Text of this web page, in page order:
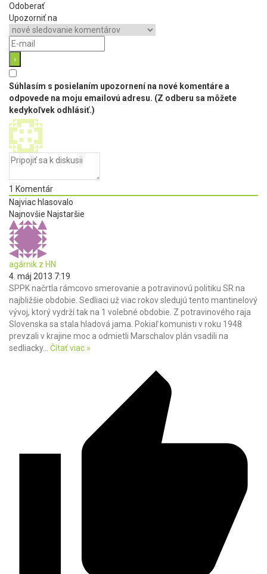
Odoberať
Upozorniť na
Súhlasím s posielaním upozornení na nové komentáre a
odpovede na moju emailovú adresu. (Z odberu sa môžete
kedykoľvek odhlásiť.)
1 Komentár
Najviac hlasovalo
Najnovšie Najstaršie
agárnik z HN
4. máj 2013 7:19
SPPK načrtla rámcovo smerovanie a potravinovú politiku SR na
najbližšie obdobie. Sedliaci už viac rokov sledujú tento mantinelový
vývoj, ktorý vydrží tak na 1 volebné obdobie. Z potravinového raja
Slovenska sa stala hladová jama. Pokiaľ komunisti v roku 1948
prevzali v krajine moc a odmietli Marschalov plán vsadili na
sedliacky… Čítať viac »